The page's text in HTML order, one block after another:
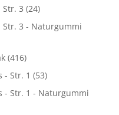
Str. 3 (24)
Str. 3 - Naturgummi
(416)
- Str. 1 (53)
- Str. 1 - Naturgummi